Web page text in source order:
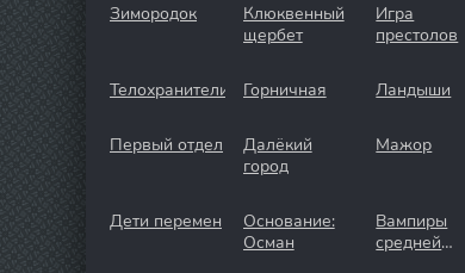
Зимородок
Клюквенный
щербет
Игра
престолов
Телохранители Горничная Ландыши
Первый отдел
Далёкий
город
Мажор
Дети перемен
Основание:
Осман
Вампиры
средней